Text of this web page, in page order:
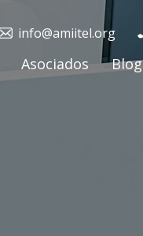
info@amiitel.org
Asociados Blog